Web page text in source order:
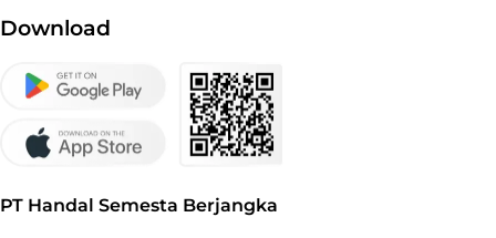
Download
PT Handal Semesta Berjangka